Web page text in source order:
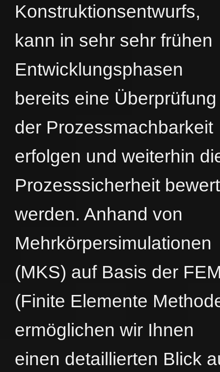
Konstruktionsentwurfs,
kann in sehr sehr frühen
Entwicklungsphasen
bereits eine Überprüfung
der Prozessmachbarkeit
erfolgen und weiterhin
Prozesssicherheit
werden. Anhand von
Mehrkörpersimulationen
(MKS) auf Basis der
(Finite Elemente
ermöglichen wir Ihnen
einen detaillierten Blick